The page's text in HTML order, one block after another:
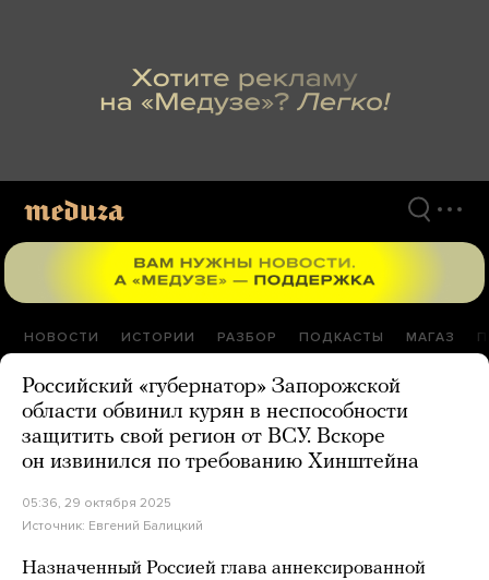
НОВОСТИ ИСТОРИИ РАЗБОР ПОДКАСТЫ МАГАЗ
Российский «губернатор» Запорожской
области обвинил курян в неспособности
защитить свой регион от ВСУ. Вскоре
он извинился по требованию Хинштейна
05:36, 29 октября 2025
Источник: Евгений Балицкий
Назначенный Россией глава аннексированной